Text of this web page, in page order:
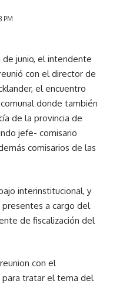
PM
junio, el intendente
con el director de
el encuentro
donde también
de la provincia de
jefe- comisario
comisarios de las
interinstitucional, y
a cargo del
de fiscalización del
con el
tratar el tema del